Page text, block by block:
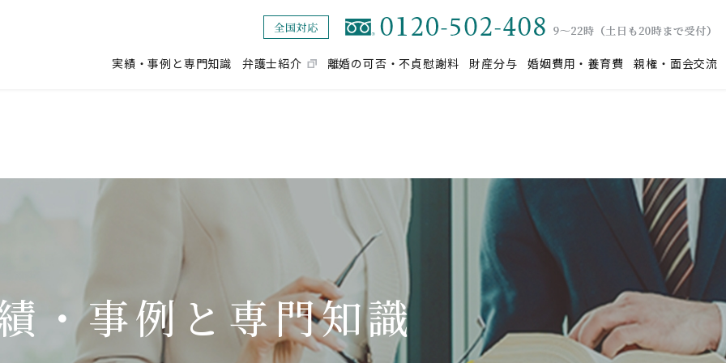
実績・事例と専門知識 弁護士紹介 離婚の可否・不貞慰謝料 財産分与 婚姻費用・養育費 親権・面会交流
・事例と専門知識